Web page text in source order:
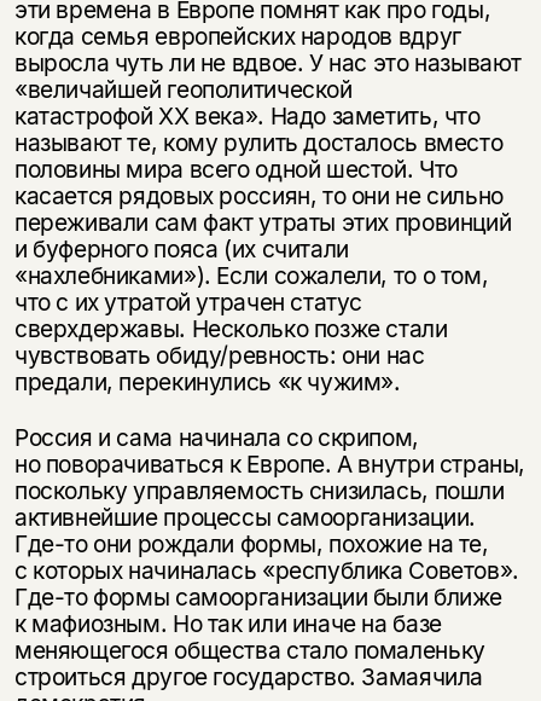
эти времена в Европе помнят как про годы,
когда семья европейских народов вдруг
выросла чуть ли не вдвое. У нас это называют
«величайшей геополитической
катастрофой ХХ века». Надо заметить, что
называют те, кому рулить досталось вместо
половины мира всего одной шестой. Что
касается рядовых россиян, то они не сильно
переживали сам факт утраты этих провинций
и буферного пояса (их считали
«нахлебниками»). Если сожалели, то о том,
что с их утратой утрачен статус
сверхдержавы. Несколько позже стали
чувствовать обиду/ревность: они нас
предали, перекинулись «к чужим».
Россия и сама начинала со скрипом,
но поворачиваться к Европе. А внутри страны,
поскольку управляемость снизилась, пошли
активнейшие процессы самоорганизации.
Где-то они рождали формы, похожие на те,
с которых начиналась «республика Советов».
Где-то формы самоорганизации были ближе
к мафиозным. Но так или иначе на базе
меняющегося общества стало помаленьку
строиться другое государство. Замаячила